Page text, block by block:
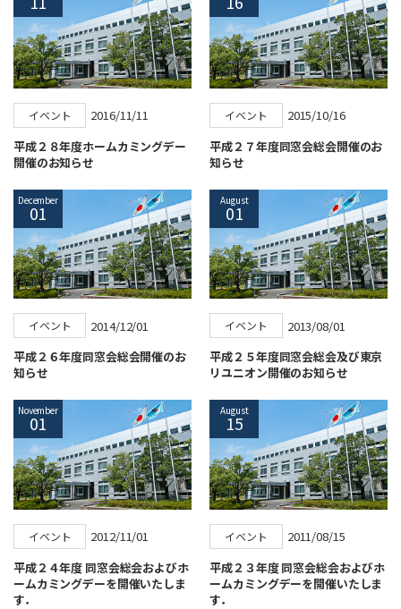
イベント
2016/11/11
平成２８年度ホームカミングデー
開催のお知らせ
イベント
2015/10/16
平成２７年度同窓会総会開催のお
知らせ
December
01
イベント
2014/12/01
平成２６年度同窓会総会開催のお
知らせ
August
01
イベント
2013/08/01
平成２５年度同窓会総会及び東京
リユニオン開催のお知らせ
November
01
イベント
2012/11/01
平成２４年度 同窓会総会およびホ
ームカミングデーを開催いたしま
す．
August
15
イベント
2011/08/15
平成２３年度 同窓会総会およびホ
ームカミングデーを開催いたしま
す．